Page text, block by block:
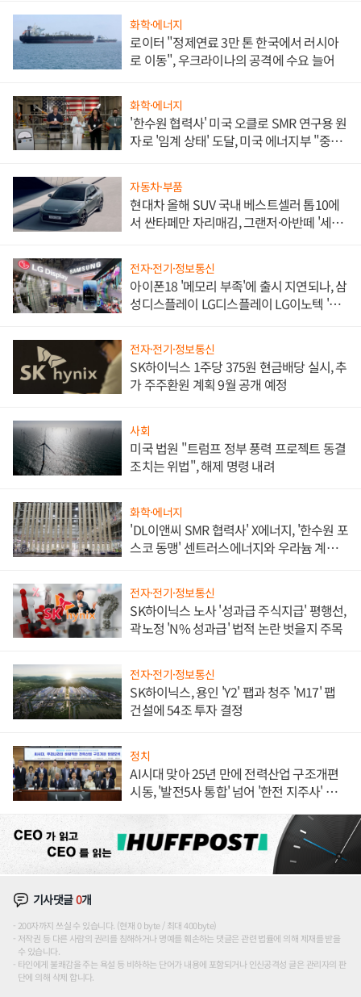
화학·에너지
로이터 "정제연료 3만 톤 한국에서 러시아
로 이동", 우크라이나의 공격에 수요 늘어
화학·에너지
'한수원 협력사' 미국 오클로 SMR 연구용 원
자로 '임계 상태' 도달, 미국 에너지부 "중요
자동차·부품
현대차 올해 SUV 국내 베스트셀러 톱10에
서 싼타페만 자리매김, 그랜저·아반떼 '세단
전자·전기·정보통신
아이폰18 '메모리 부족'에 출시 지연되나, 삼
성디스플레이 LG디스플레이 LG이노텍 '탈
전자·전기·정보통신
SK하이닉스 1주당 375원 현금배당 실시, 추
가 주주환원 계획 9월 공개 예정
사회
미국 법원 "트럼프 정부 풍력 프로젝트 동결
조치는 위법", 해제 명령 내려
화학·에너지
'DL이앤씨 SMR 협력사' X에너지, '한수원 포
스코 동맹' 센트러스에너지와 우라늄 계약
전자·전기·정보통신
SK하이닉스 노사 '성과급 주식지급' 평행선,
곽노정 'N% 성과급' 법적 논란 벗을지 주목
전자·전기·정보통신
SK하이닉스, 용인 'Y2' 팹과 청주 'M17' 팹
건설에 54조 투자 결정
정치
AI시대 맞아 25년 만에 전력산업 구조개편
시동, '발전5사 통합' 넘어 '한전 지주사' 재편
기사댓글0개
200자까지 쓰실 수 있습니다. (현재 0 byte / 최대 400byte)
저작권 등 다른 사람의 권리를 침해하거나 명예를 훼손하는 댓글은 관련 법률에 의해 제재를 받을
수 있습니다.
타인에게 불쾌감을 주는 욕설 등 비하하는 단어가 내용에 포함되거나 인신공격성 글은 관리자의 판
단에 의해 삭제 합니다.